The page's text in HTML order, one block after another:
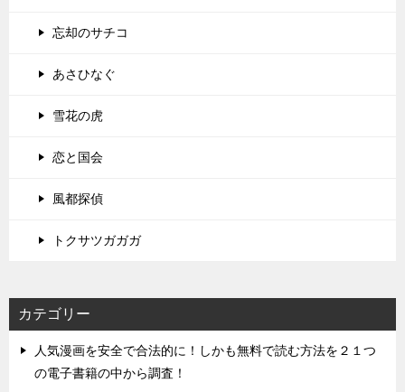
忘却のサチコ
あさひなぐ
雪花の虎
恋と国会
風都探偵
トクサツガガガ
カテゴリー
人気漫画を安全で合法的に！しかも無料で読む方法を２１つ
の電子書籍の中から調査！